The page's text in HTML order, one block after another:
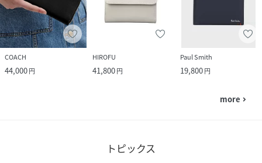
COACH
44,000円
HIROFU
41,800円
Paul Smith
19,800円
more navigate_next
トピックス